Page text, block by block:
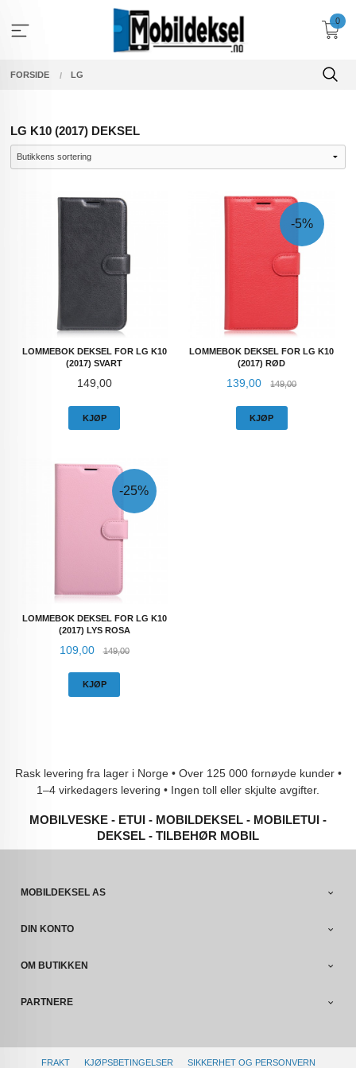
innholdet
0
FORSIDE LG
LG K10 (2017) DEKSEL
LOMMEBOK DEKSEL FOR LG K10
(2017) SVART
Pris
149,00
KJØP
LOMMEBOK DEKSEL FOR LG K10
(2017) RØD
Tilbud
139,00 149,00Rabatt
-5%
KJØP
LOMMEBOK DEKSEL FOR LG K10
(2017) LYS ROSA
Tilbud
109,00 149,00Rabatt
-25%
KJØP
Rask levering fra lager i Norge • Over 125 000 fornøyde kunder •
1–4 virkedagers levering • Ingen toll eller skjulte avgifter.
MOBILVESKE - ETUI - MOBILDEKSEL - MOBILETUI -
DEKSEL - TILBEHØR MOBIL
MOBILDEKSEL AS
DIN KONTO
OM BUTIKKEN
PARTNERE
FRAKT KJØPSBETINGELSER SIKKERHET OG PERSONVERN